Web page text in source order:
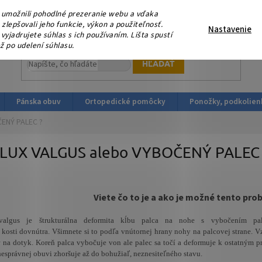
pohodlné prezeranie webu a vďaka
jeho funkcie, výkon a použiteľnosť.
súhlas s ich používaním. Lišta spustí
po udelení súhlasu.
Nastavenie
že nás podporujete platbou v HOTOVOSTI ! V sobotu
obuv.sk
HĽADAŤ
Pánska obuv Ortopedické pomôcky Ponožky,
PALEC ?
VALGUS alebo VYBOČENÝ PALEC
Viete čo to je a ako je možné tento
je štrukturálna deformita kĺbu palca na nohe s vybočením
kosti dovnútra. Všimnete si to podľa vnútornej hrany nohy na palcovej strane.
dotyk. Koreň palca vybočuje von ale palec sa točí a deformuje k ostatným
obuvi zhoršuje až do bohužiaľ, neznesiteľného stavu.